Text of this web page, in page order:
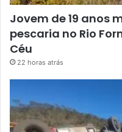
Jovem de 19 anos
pescaria no Rio
Céu
22 horas atrás